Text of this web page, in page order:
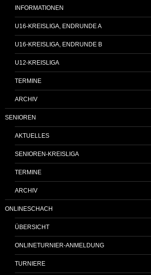
INFORMATIONEN
U16-KREISLIGA, ENDRUNDE A
U16-KREISLIGA, ENDRUNDE B
U12-KREISLIGA
TERMINE
ARCHIV
SENIOREN
AKTUELLES
SENIOREN-KREISLIGA
TERMINE
ARCHIV
ONLINESCHACH
ÜBERSICHT
ONLINETURNIER-ANMELDUNG
TURNIERE